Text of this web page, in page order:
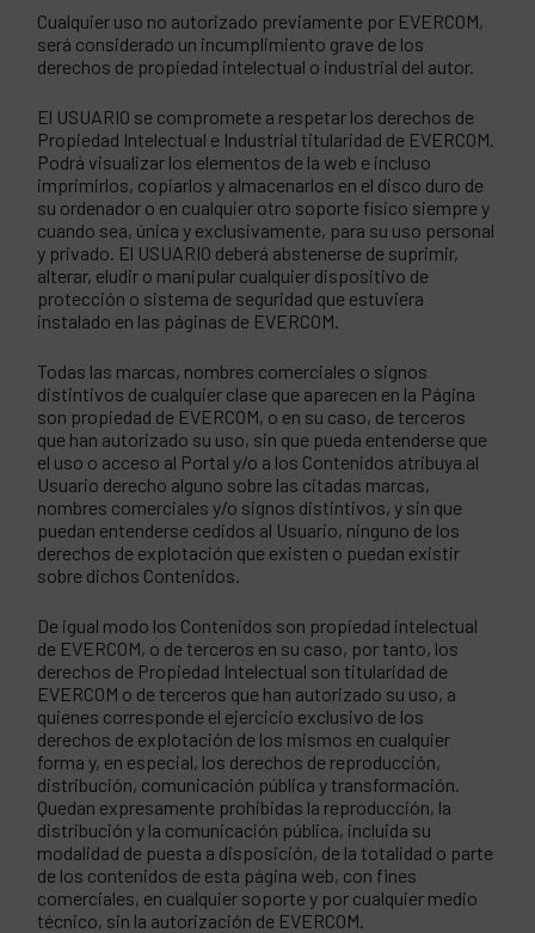
Cualquier uso no autorizado previamente por EVERCOM,
será considerado un incumplimiento grave de los
derechos de propiedad intelectual o industrial del autor.
El USUARIO se compromete a respetar los derechos de
Propiedad Intelectual e Industrial titularidad de EVERCOM.
Podrá visualizar los elementos de la web e incluso
imprimirlos, copiarlos y almacenarlos en el disco duro de
su ordenador o en cualquier otro soporte físico siempre y
cuando sea, única y exclusivamente, para su uso personal
y privado. El USUARIO deberá abstenerse de suprimir,
alterar, eludir o manipular cualquier dispositivo de
protección o sistema de seguridad que estuviera
instalado en las páginas de EVERCOM.
Todas las marcas, nombres comerciales o signos
distintivos de cualquier clase que aparecen en la Página
son propiedad de EVERCOM, o en su caso, de terceros
que han autorizado su uso, sin que pueda entenderse que
el uso o acceso al Portal y/o a los Contenidos atribuya al
Usuario derecho alguno sobre las citadas marcas,
nombres comerciales y/o signos distintivos, y sin que
puedan entenderse cedidos al Usuario, ninguno de los
derechos de explotación que existen o puedan existir
sobre dichos Contenidos.
De igual modo los Contenidos son propiedad intelectual
de EVERCOM, o de terceros en su caso, por tanto, los
derechos de Propiedad Intelectual son titularidad de
EVERCOM o de terceros que han autorizado su uso, a
quienes corresponde el ejercicio exclusivo de los
derechos de explotación de los mismos en cualquier
forma y, en especial, los derechos de reproducción,
distribución, comunicación pública y transformación.
Quedan expresamente prohibidas la reproducción, la
distribución y la comunicación pública, incluida su
modalidad de puesta a disposición, de la totalidad o parte
de los contenidos de esta página web, con fines
comerciales, en cualquier soporte y por cualquier medio
técnico, sin la autorización de EVERCOM.